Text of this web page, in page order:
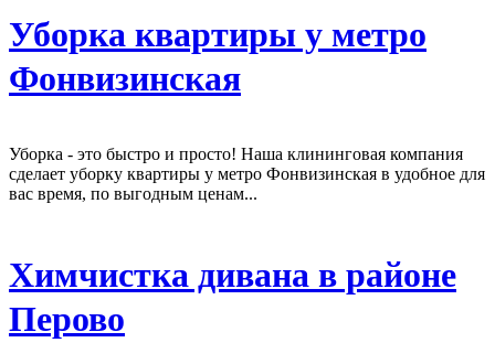
Уборка квартиры у метро
Фонвизинская
Уборка - это быстро и просто! Наша клининговая компания
сделает уборку квартиры у метро Фонвизинская в удобное для
вас время, по выгодным ценам...
Химчистка дивана в районе
Перово